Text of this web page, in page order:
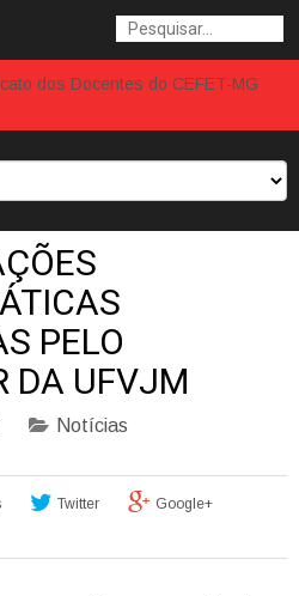
PELO
DA UFVJM
Notícias
Twitter
Google+